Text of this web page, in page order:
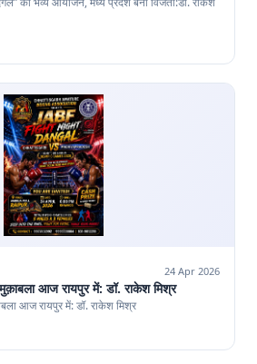
24 Apr 2026
आज रायपुर में: डॉ. राकेश मिश्र
आज रायपुर में: डॉ. राकेश मिश्र